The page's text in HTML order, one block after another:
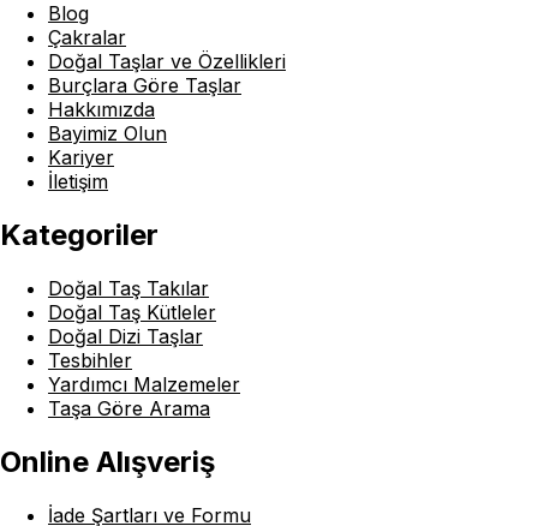
Blog
Çakralar
Doğal Taşlar ve Özellikleri
Burçlara Göre Taşlar
Hakkımızda
Bayimiz Olun
Kariyer
İletişim
Kategoriler
Doğal Taş Takılar
Doğal Taş Kütleler
Doğal Dizi Taşlar
Tesbihler
Yardımcı Malzemeler
Taşa Göre Arama
Online Alışveriş
İade Şartları ve Formu